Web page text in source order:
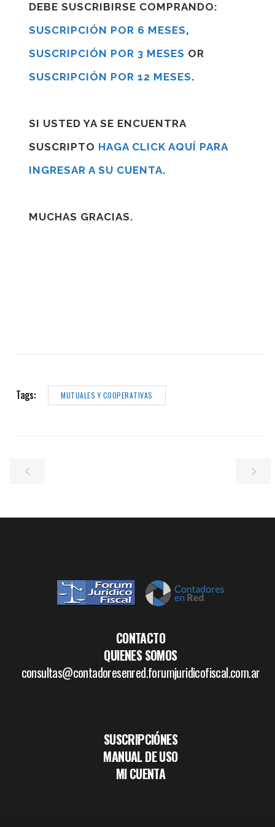
DEBE SUSCRIBIRSE COMPRANDO:
SUSCRIPCIÓN POR 6 MESES,
SUSCRIPCIÓN POR 3 MESES OR
SUSCRIPCIÓN POR 12 MESES.
SI USTED YA SE ENCUENTRA
SUSCRIPTO HAGA CLICK AQUÍ PARA
INGRESAR A SU CUENTA.
MUCHAS GRACIAS.
Tags: MUTUALES Y COOPERATIVAS
CONTACTO
QUIENES SOMOS
consultas@contadoresenred.forumjuridicofiscal.com.ar
SUSCRIPCIÓNES
MANUAL DE USO
MI CUENTA